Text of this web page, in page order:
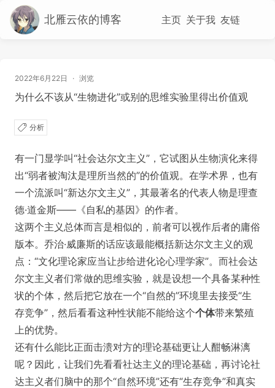
北雁云依的博客 主页 关于我 友链
2022年6月22日 · 浏览
为什么不该从“生物进化”或别的思维实验里得出价值观
分析
有一门显学叫“社会达尔文主义”，它试图从生物演化来得
出“弱者被淘汰是理所当然的”的价值观。在学术界，也有
一个流派叫“新达尔文主义”，其最著名的代表人物是理查
德·道金斯——《自私的基因》的作者。
这两个主义总体而言是相似的，前者可以视作后者的庸俗
版本。乔治·威廉斯的话应该最能概括新达尔文主义的观
点：“文化理论家应当让步给进化论心理学家”。而社会达
尔文主义者们常做的思维实验，就是设想一个具备某种性
状的个体，然后把它放在一个“自然的”环境里去接受“生
存竞争”，然后看看这种性状能不能给这个个体带来繁殖
上的优势。
还有什么能比正面击溃对方的理论基础更让人酣畅淋漓
呢？因此，让我们先看看社达主义的理论基础，再讨论社
达主义者们脑中的那个“自然环境”还有“生存竞争”和真实